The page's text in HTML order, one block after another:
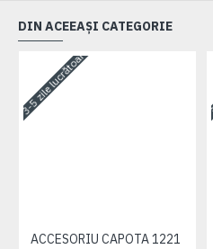
DIN ACEEAȘI CATEGORIE
3-5 zile lucrătoare
ACCESORIU CAPOTA 1221